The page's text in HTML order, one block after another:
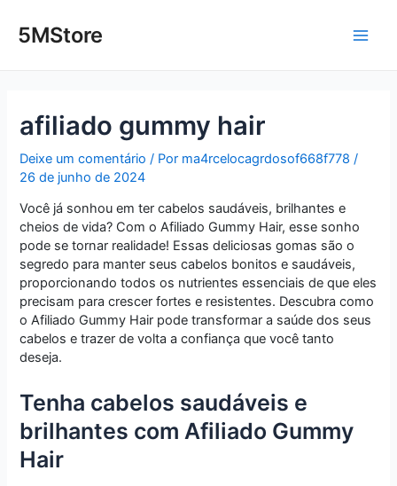
para5MStore
afiliado gummy hair
Deixe um comentário / Por ma4rcelocagrdosof668f778/
26 de junho de 2024
Você já sonhou em ter cabelos saudáveis, brilhantes e
cheios de vida? Com o Afiliado Gummy Hair, esse sonho
pode se tornar realidade! Essas deliciosas gomas são o
segredo para manter seus cabelos bonitos e saudáveis,
proporcionando todos os nutrientes essenciais de que eles
precisam para crescer fortes e resistentes. Descubra como
o Afiliado Gummy Hair pode transformar a saúde dos seus
cabelos e trazer de volta a confiança que você tanto
deseja.
Tenha cabelos saudáveis e
brilhantes com Afiliado Gummy
Hair
navigation